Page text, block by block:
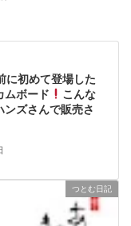
に初めて登場した
ムボード
こんな
ンズさんで販売さ
つとむ日記